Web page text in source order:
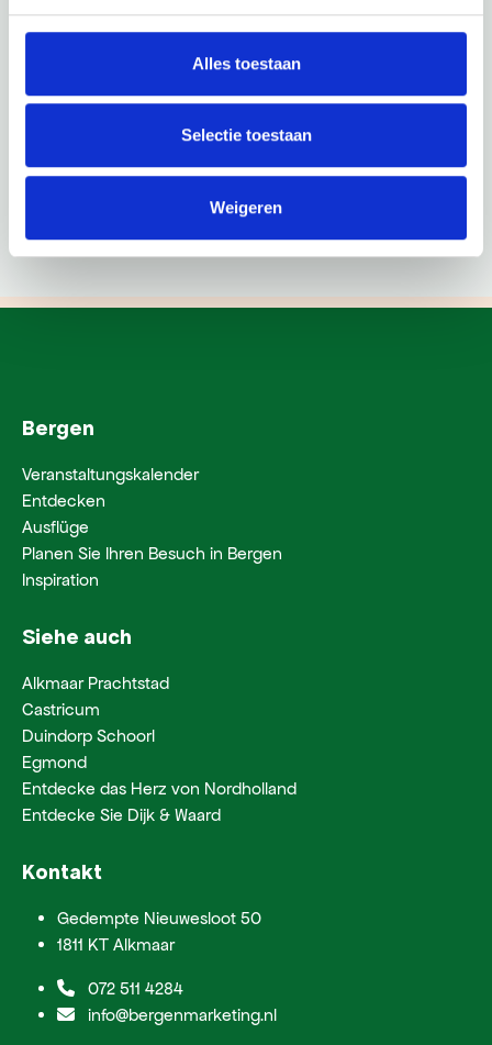
Alles toestaan
Selectie toestaan
Weigeren
Bergen
Veranstaltungskalender
Entdecken
Ausflüge
Planen Sie Ihren Besuch in Bergen
Inspiration
Siehe auch
Alkmaar Prachtstad
Castricum
Duindorp Schoorl
Egmond
Entdecke das Herz von Nordholland
Entdecke Sie Dijk & Waard
Kontakt
Gedempte Nieuwesloot 50
1811 KT Alkmaar
072 511 4284
info@bergenmarketing.nl